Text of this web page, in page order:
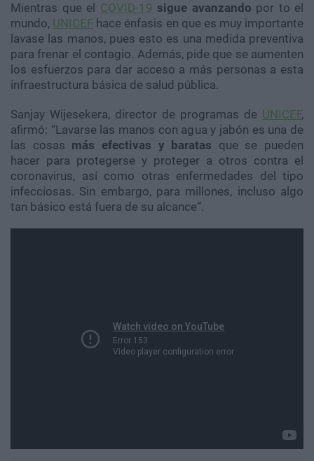
Mientras que el COVID-19 sigue avanzando por to el
mundo, UNICEF hace énfasis en que es muy importante
lavase las manos, pues esto es una medida preventiva
para frenar el contagio. Además, pide que se aumenten
los esfuerzos para dar acceso a más personas a esta
infraestructura básica de salud pública.
Sanjay Wijesekera, director de programas de UNICEF,
afirmó: “Lavarse las manos con agua y jabón es una de
las cosas más efectivas y baratas que se pueden
hacer para protegerse y proteger a otros contra el
coronavirus, así como otras enfermedades del tipo
infecciosas. Sin embargo, para millones, incluso algo
tan básico está fuera de su alcance”.